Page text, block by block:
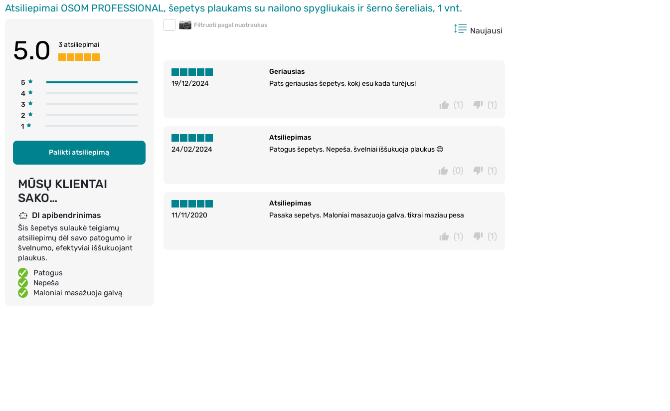
Atsiliepimai OSOM PROFESSIONAL, šepetys plaukams su nailono spygliukais ir šerno šereliais, 1 vnt.
5.0 3 atsiliepimai
5
4
3
2
1
Palikti atsiliepimą
MŪSŲ KLIENTAI
SAKO…
DI apibendrinimas
Šis šepetys sulaukė teigiamų
atsiliepimų dėl savo patogumo ir
švelnumo, efektyviai iššukuojant
plaukus.
Patogus
Nepeša
Maloniai masažuoja galvą
Filtruoti pagal nuotraukas
Naujausi
19/12/2024
Geriausias
Pats geriausias šepetys, kokį esu kada turėjus!
(1)
(1)
24/02/2024
Atsiliepimas
Patogus šepetys. Nepeša, švelniai iššukuoja plaukus 😊
(1)
(0)
11/11/2020
Atsiliepimas
Pasaka sepetys. Maloniai masazuoja galva, tikrai maziau pesa
(1)
(1)